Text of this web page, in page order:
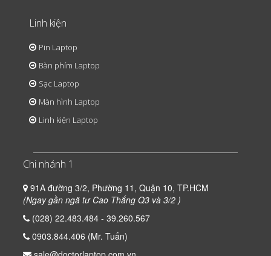
Linh kiện
Pin Laptop
Bàn phím Laptop
Sạc Laptop
Màn hình Laptop
Linh kiện Laptop
Chi nhánh 1
91A đường 3/2, Phường 11, Quận 10, TP.HCM
(Ngay gần ngã tư Cao Thắng Q3 và 3/2 )
(028) 22.483.484 - 39.260.567
0903.844.406 (Mr. Tuấn)